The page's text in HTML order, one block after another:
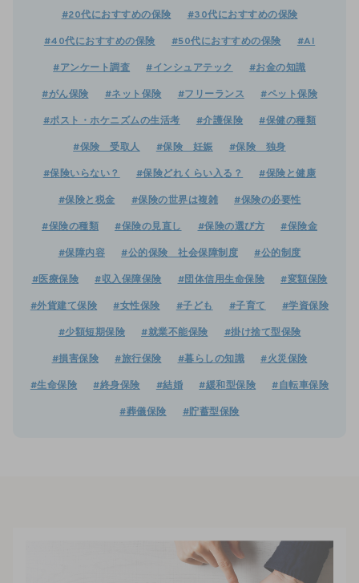
#20代におすすめの保険 #30代におすすめの保険
#40代におすすめの保険 #50代におすすめの保険 #AI
#アンケート調査 #インシュアテック #お金の知識
#がん保険 #ネット保険 #フリーランス #ペット保険
#ポスト・ホケニズムの生活考 #介護保険 #保健の種類
#保険 受取人 #保険 妊娠 #保険 独身
#保険いらない？ #保険どれくらい入る？ #保険と健康
#保険と税金 #保険の世界は複雑 #保険の必要性
#保険の種類 #保険の見直し #保険の選び方 #保険金
#保障内容 #公的保険 社会保障制度 #公的制度
#医療保険 #収入保障保険 #団体信用生命保険 #変額保険
#外貨建て保険 #女性保険 #子ども #子育て #学資保険
#少額短期保険 #就業不能保険 #掛け捨て型保険
#損害保険 #旅行保険 #暮らしの知識 #火災保険
#生命保険 #終身保険 #結婚 #緩和型保険 #自転車保険
#葬儀保険 #貯蓄型保険